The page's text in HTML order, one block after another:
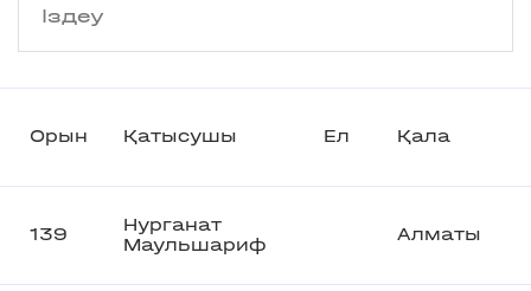
Орын Қатысушы Ел Қала
139
Нурганат
Маульшариф
Алматы